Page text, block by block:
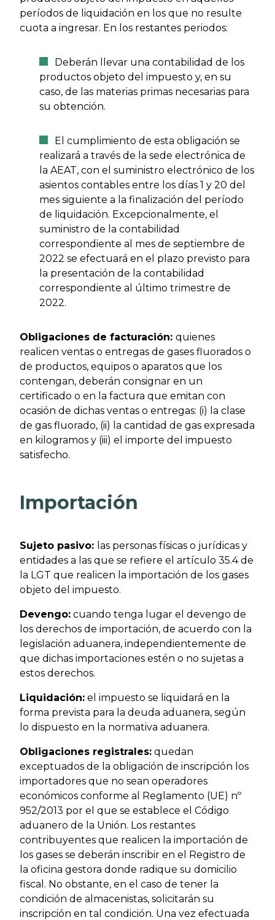
períodos de liquidación en los que no resulte
cuota a ingresar. En los restantes periodos:
Deberán llevar una contabilidad de los
productos objeto del impuesto y, en su
caso, de las materias primas necesarias para
su obtención.
El cumplimiento de esta obligación se
realizará a través de la sede electrónica de
la AEAT, con el suministro electrónico de los
asientos contables entre los días 1 y 20 del
mes siguiente a la finalización del período
de liquidación. Excepcionalmente, el
suministro de la contabilidad
correspondiente al mes de septiembre de
2022 se efectuará en el plazo previsto para
la presentación de la contabilidad
correspondiente al último trimestre de
2022.
Obligaciones de facturación: quienes
realicen ventas o entregas de gases fluorados o
de productos, equipos o aparatos que los
contengan, deberán consignar en un
certificado o en la factura que emitan con
ocasión de dichas ventas o entregas: (i) la clase
de gas fluorado, (ii) la cantidad de gas expresada
en kilogramos y (iii) el importe del impuesto
satisfecho.
Importación
Sujeto pasivo: las personas físicas o jurídicas y
entidades a las que se refiere el artículo 35.4 de
la LGT que realicen la importación de los gases
objeto del impuesto.
Devengo: cuando tenga lugar el devengo de
los derechos de importación, de acuerdo con la
legislación aduanera, independientemente de
que dichas importaciones estén o no sujetas a
estos derechos.
Liquidación: el impuesto se liquidará en la
forma prevista para la deuda aduanera, según
lo dispuesto en la normativa aduanera.
Obligaciones registrales: quedan
exceptuados de la obligación de inscripción los
importadores que no sean operadores
económicos conforme al Reglamento (UE) nº
952/2013 por el que se establece el Código
aduanero de la Unión. Los restantes
contribuyentes que realicen la importación de
los gases se deberán inscribir en el Registro de
la oficina gestora donde radique su domicilio
fiscal. No obstante, en el caso de tener la
condición de almacenistas, solicitarán su
inscripción en tal condición. Una vez efectuada